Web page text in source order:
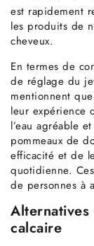
est rapidement
les produits de
cheveux.
En termes de
de réglage du
mentionnent
leur expérience
l’eau agréable
pommeaux de
efficacité et de
quotidienne.
de personnes à
Alternatives
calcaire